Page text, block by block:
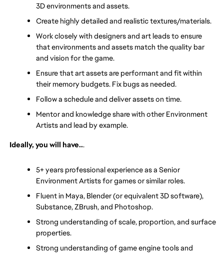
3D environments and assets.
Create highly detailed and realistic textures/materials.
Work closely with designers and art leads to ensure
that environments and assets match the quality bar
and vision for the game.
Ensure that art assets are performant and fit within
their memory budgets. Fix bugs as needed.
Follow a schedule and deliver assets on time.
Mentor and knowledge share with other Environment
Artists and lead by example.
Ideally, you will have...
5+ years professional experience as a Senior
Environment Artists for games or similar roles.
Fluent in Maya, Blender (or equivalent 3D software),
Substance, ZBrush, and Photoshop.
Strong understanding of scale, proportion, and surface
properties.
Strong understanding of game engine tools and